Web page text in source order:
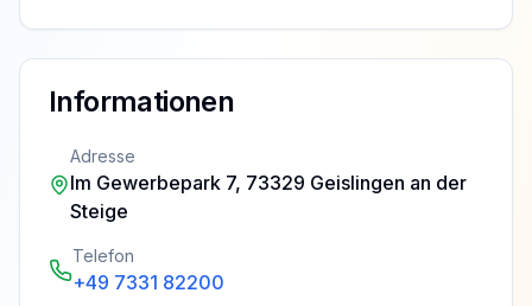
Informationen
Adresse
Im Gewerbepark 7, 73329 Geislingen an der
Steige
Telefon
+49 7331 82200